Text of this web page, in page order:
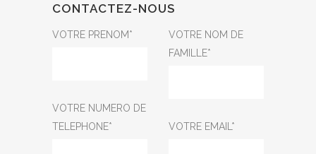
CONTACTEZ-NOUS
VOTRE PRENOM*
VOTRE NUMERO DE
TELEPHONE*
VOTRE NOM DE
FAMILLE*
VOTRE EMAIL*